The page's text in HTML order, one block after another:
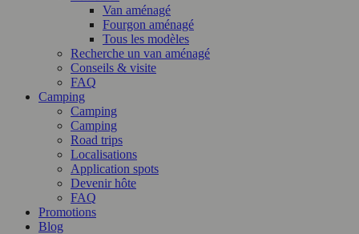
Van aménagé
Fourgon aménagé
Tous les modèles
Recherche un van aménagé
Conseils & visite
FAQ
Camping
Camping
Camping
Road trips
Localisations
Application spots
Devenir hôte
FAQ
Promotions
Blog